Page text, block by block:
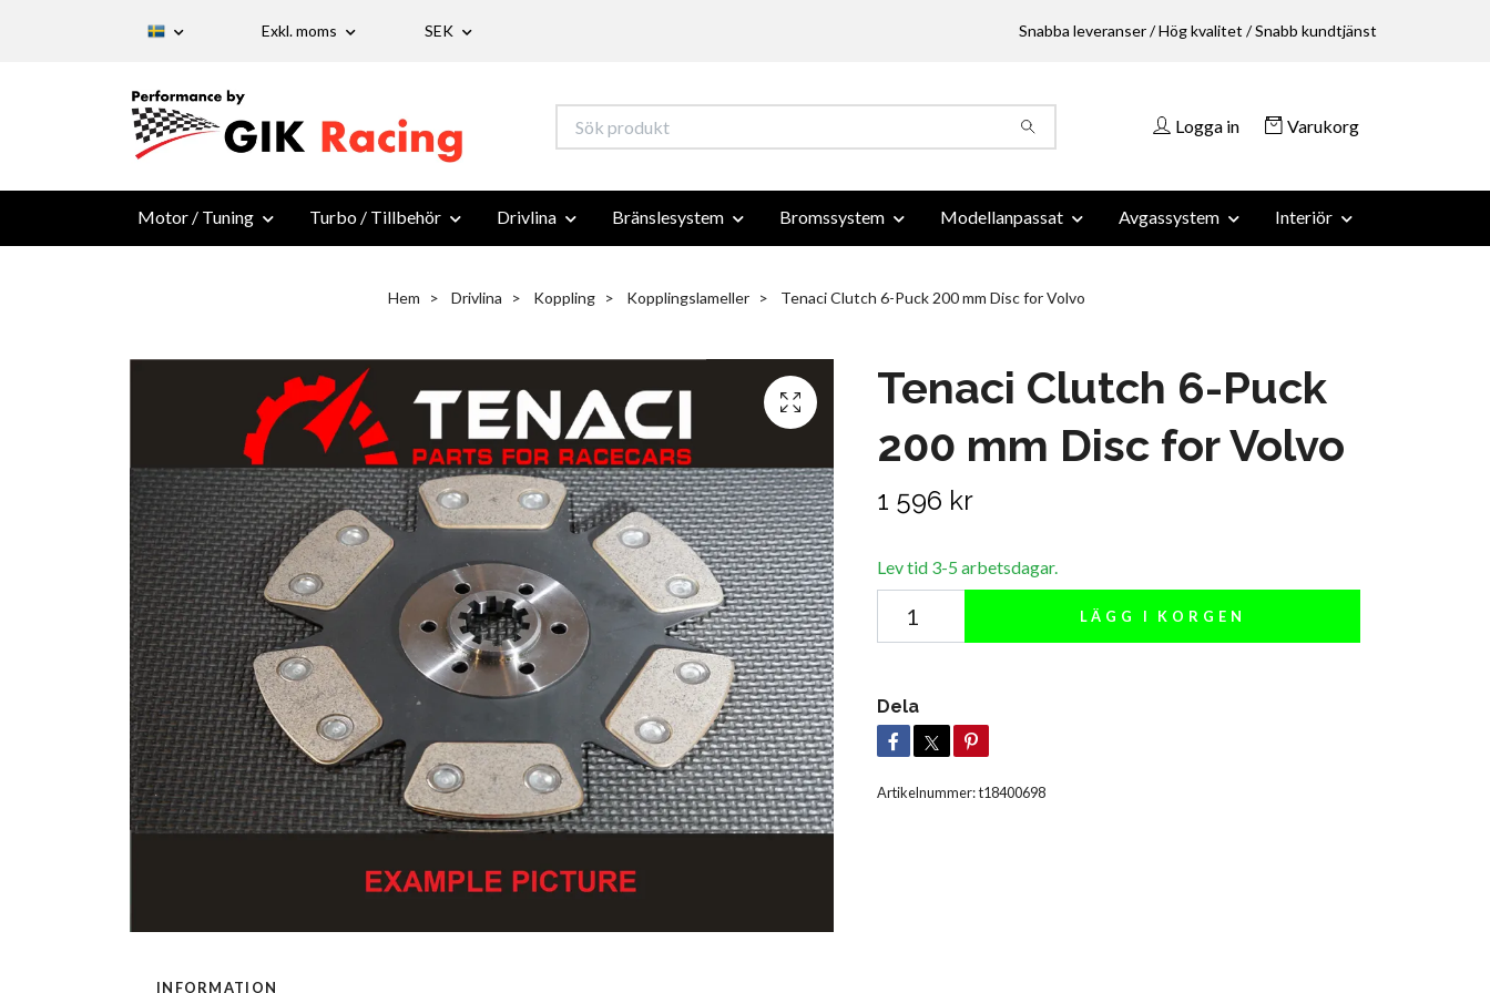
Exkl. moms SEK Snabba leveranser / Hög kvalitet / Snabb kundtjänst
Logga in Varukorg
Motor / Tuning Turbo / Tillbehör Drivlina Bränslesystem Bromssystem Modellanpassat Avgassystem Interiör
Hem Drivlina Koppling Kopplingslameller Tenaci Clutch 6-Puck 200 mm Disc for Volvo
Tenaci Clutch 6-Puck
200 mm Disc for Volvo
1 596 kr
Lev tid 3-5 arbetsdagar.
LÄGG I KORGEN
Dela
Artikelnummer:t18400698
INFORMATION